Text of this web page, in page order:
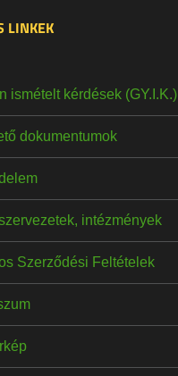
LINKEK
ismételt kérdések (GY.I.K.)
dokumentumok
intézmények
Szerződési Feltételek